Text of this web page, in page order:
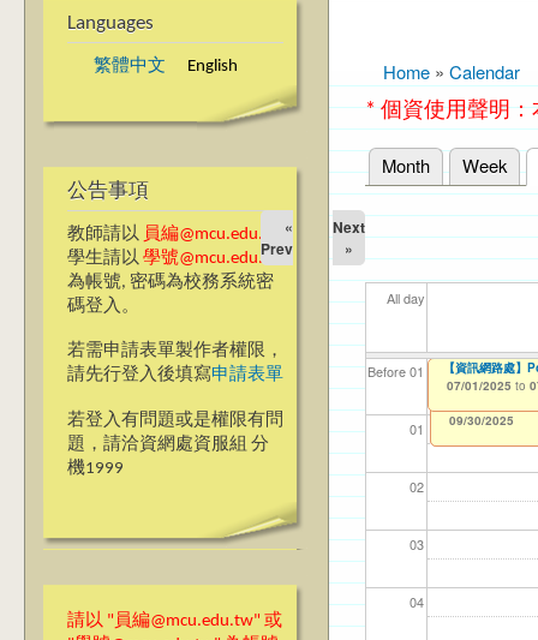
Languages
繁體中文 English
公告事項
教師請以 員編@mcu.edu.tw
學生請以 學號@mcu.edu.tw
為帳號, 密碼為校務系統密
碼登入。
若需申請表單製作者權限，
請先行登入後填寫申請表單
若登入有問題或是權限有問
題，請洽資網處資服組 分
機1999
請以 "員編@mcu.edu.tw" 或
You are here
Home » Calendar
* 個資使用聲明
Primary tabs
Month Week
«
Prev
Next
»
All day
Before 01
01
02
03
04
【資網處】
整合系統～表單
12/31/2027
我愛銘傳我愛養
校區)
09/30/2025
【財
11/
【財
11/
114
04/
114
02/
【資訊網路處】
07/01/2025 to